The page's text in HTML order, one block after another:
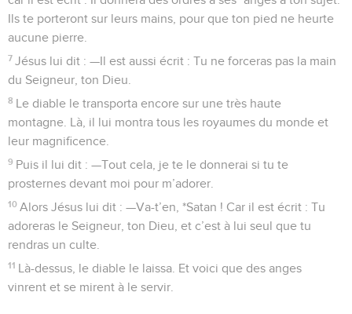
Ils te porteront sur leurs mains, pour que ton pied ne heurte
aucune pierre.
7 Jésus lui dit : —Il est aussi écrit : Tu ne forceras pas la main
du Seigneur, ton Dieu.
8 Le diable le transporta encore sur une très haute
montagne. Là, il lui montra tous les royaumes du monde et
leur magnificence.
9 Puis il lui dit : —Tout cela, je te le donnerai si tu te
prosternes devant moi pour m’adorer.
10 Alors Jésus lui dit : —Va-t’en, *Satan ! Car il est écrit : Tu
adoreras le Seigneur, ton Dieu, et c’est à lui seul que tu
rendras un culte.
11 Là-dessus, le diable le laissa. Et voici que des anges
vinrent et se mirent à le servir.